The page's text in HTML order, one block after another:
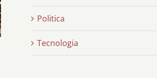
Politica
Tecnologia